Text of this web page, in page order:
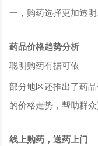
一，购药选择更加透明
药品价格趋势分析
聪明购药有据可依
部分地区还推出了药
的价格走势，帮助群
线上购药，送药上门